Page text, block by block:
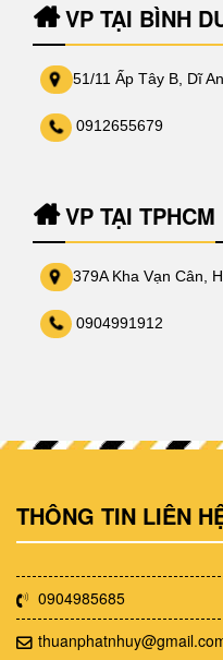
VP TẠI BÌNH
51/11 Ấp Tây B, Dĩ
0912655679
VP TẠI TPHCM
379A Kha Vạn Cân,
0904991912
THÔNG TIN LIÊN
0904985685